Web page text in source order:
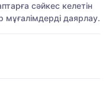
сәйкес келетін
мұғалімдерді даярлау.